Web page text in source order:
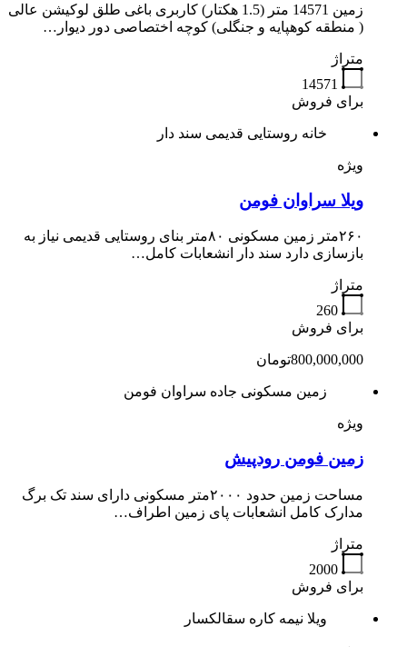
زمین 14571 متر (1.5 هکتار) کاربری باغی طلق لوکیشن عالی
( منطقه کوهپایه و جنگلی) کوچه اختصاصی دور دیوار…
متراژ
14571
برای فروش
خانه روستایی قدیمی سند دار
ویژه
ویلا سراوان فومن
۲۶۰متر زمین مسکونی ۸۰متر بنای روستایی قدیمی نیاز به
بازسازی دارد سند دار انشعابات کامل…
متراژ
260
برای فروش
800,000,000تومان
زمین مسکونی جاده سراوان فومن
ویژه
زمین فومن رودپیش
مساحت زمین حدود ۲۰۰۰متر مسکونی دارای سند تک برگ
مدارک کامل انشعابات پای زمین اطراف…
متراژ
2000
برای فروش
ویلا نیمه کاره سقالکسار